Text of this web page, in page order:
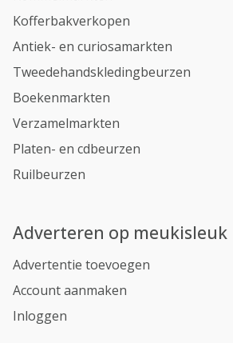
Kofferbakverkopen
Antiek- en curiosamarkten
Tweedehandskledingbeurzen
Boekenmarkten
Verzamelmarkten
Platen- en cdbeurzen
Ruilbeurzen
Adverteren op meukisleuk
Advertentie toevoegen
Account aanmaken
Inloggen